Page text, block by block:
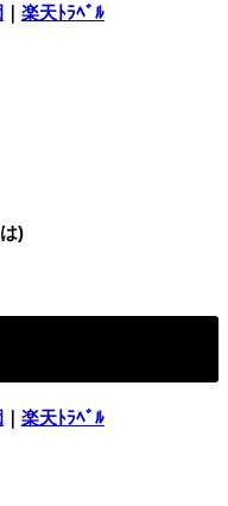
楽天ﾄﾗﾍﾞﾙ
)
｜ 楽天ﾄﾗﾍﾞﾙ